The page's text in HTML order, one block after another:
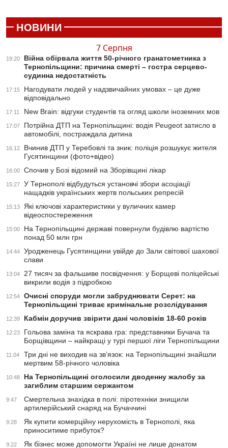
НОВИНИ
7 Серпня
19:20
Війна обірвала життя 50-річного гранатометника з
Тернопільщини: причина смерті – гостра серцево-
судинна недостатність
17:15
Нагодувати людей у надзвичайних умовах – це дуже
відповідально
17:11 New Brain: відгуки студентів та огляд школи іноземних мов
17:07
Потрійна ДТП на Тернопільщині: водія Peugeot затисло в
автомобілі, постраждала дитина
16:12
Вчинив ДТП у Теребовлі та зник: поліція розшукує жителя
Гусятинщини (фото+відео)
16:00 Спочив у Бозі відомий на Зборівщині лікар
15:27
У Тернополі відбудуться установчі збори асоціації
нащадків українських жертв польських репресій
15:13
Які ключові характеристики у вуличних камер
відеоспостереження
15:00
На Тернопільщині державі повернули будівлю вартістю
понад 50 млн грн
14:44
Уродженець Гусятинщини увійде до Зали світової шахової
слави
13:04
27 тисяч за фальшиве посвідчення: у Борщеві поліцейські
викрили водія з підробкою
12:54
Очисні споруди могли забруднювати Серет: на
Тернопільщині триває кримінальне розслідування
12:39 Кабмін доручив звірити дані чоловіків 18-60 років
12:23
Гольова заміна та яскрава гра: представники Бучача та
Борщівщини – найкращі у турі першої ліги Тернопільщини
11:04
Три дні не виходив на зв’язок: на Тернопільщині знайшли
мертвим 58-річного чоловіка
10:48
На Тернопільщині оголосили дводенну жалобу за
загиблим старшим сержантом
9:47
Смертельна знахідка в полі: піротехніки знищили
артилерійський снаряд на Бучаччині
9:28
Як купити комерційну нерухомість в Тернополі, яка
приноситиме прибуток?
9:22 Як бізнес може допомогти Україні не лише донатом